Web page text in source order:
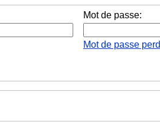
Mot de passe:
Mot de passe